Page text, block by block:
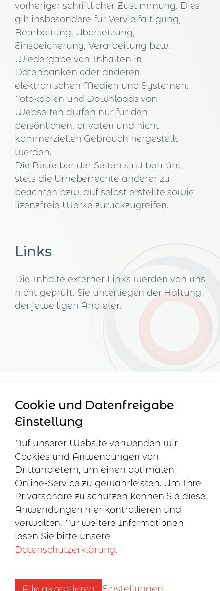
vorheriger schriftlicher Zustimmung. Dies
gilt insbesondere für Vervielfältigung,
Bearbeitung, Übersetzung,
Einspeicherung, Verarbeitung bzw.
Wiedergabe von Inhalten in
Datenbanken oder anderen
elektronischen Medien und Systemen.
Fotokopien und Downloads von
Webseiten dürfen nur für den
persönlichen, privaten und nicht
kommerziellen Gebrauch hergestellt
werden.
Die Betreiber der Seiten sind bemüht,
stets die Urheberrechte anderer zu
beachten bzw. auf selbst erstellte sowie
lizenzfreie Werke zurückzugreifen.
Links
Die Inhalte externer Links werden von uns
nicht geprüft. Sie unterliegen der Haftung
der jeweiligen Anbieter.
Berner Verband
Familienbegleitung
Familienbegleitung
Scheurer
Papiermühlestrasse
83
3014 Bern
info bevf.ch
Infotelefon +41 33
Häufige
Impressum
Cookie
created
by
Cookie und Datenfreigabe
Einstellung
Auf unserer Website verwenden wir
Cookies und Anwendungen von
Drittanbietern, um einen optimalen
Online-Service zu gewährleisten. Um Ihre
Privatsphäre zu schützen können Sie diese
Anwendungen hier kontrollieren und
verwalten. Für weitere Informationen
lesen Sie bitte unsere
Datenschutzerklärung.
Alle akzeptieren Einstellungen